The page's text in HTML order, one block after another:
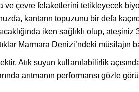
çevre felaketlerini tetikleyecek
kantarın topuzunu bir defa
iken sağlıklı olup, ateşiniz
Marmara Denizi’ndeki müsilajın
Atık suyun kullanılabilirlik
arıtmanın performansı gözle